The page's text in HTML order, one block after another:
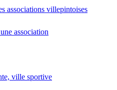
associations villepintoises
association
ville sportive